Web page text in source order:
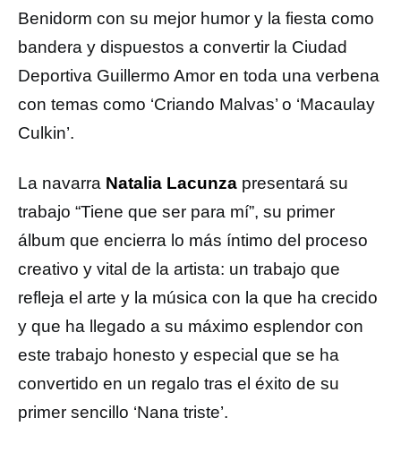
Benidorm con su mejor humor y la fiesta como
bandera y dispuestos a convertir la Ciudad
Deportiva Guillermo Amor en toda una verbena
con temas como ‘Criando Malvas’ o ‘Macaulay
Culkin’.
La navarra Natalia Lacunza presentará su
trabajo “Tiene que ser para mí”, su primer
álbum que encierra lo más íntimo del proceso
creativo y vital de la artista: un trabajo que
refleja el arte y la música con la que ha crecido
y que ha llegado a su máximo esplendor con
este trabajo honesto y especial que se ha
convertido en un regalo tras el éxito de su
primer sencillo ‘Nana triste’.